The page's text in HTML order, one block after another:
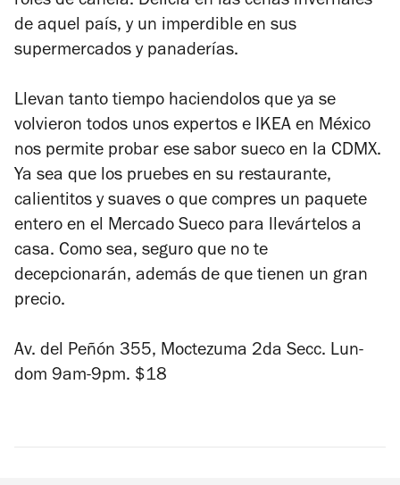
de aquel país, y un imperdible en sus
supermercados y panaderías.
Llevan tanto tiempo haciendolos que ya se
volvieron todos unos expertos e IKEA en México
nos permite probar ese sabor sueco en la CDMX.
Ya sea que los pruebes en su restaurante,
calientitos y suaves o que compres un paquete
entero en el Mercado Sueco para llevártelos a
casa. Como sea, seguro que no te
decepcionarán, además de que tienen un gran
precio.
Av. del Peñón 355, Moctezuma 2da Secc. Lun-
dom 9am-9pm. $18